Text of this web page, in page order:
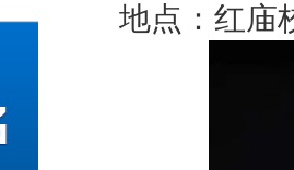
地点：红庙